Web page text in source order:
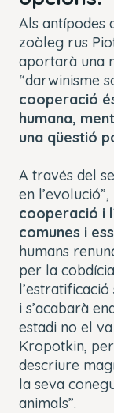
Als antípodes
zoòleg rus
aportarà una
“darwinisme
cooperació
humana,
una qüestió
A través del
en l’evolució
cooperació i
comunes i
humans
per la
i s’acabarà
estadi no el
Kropotkin,
descriure
la seva
animals”.